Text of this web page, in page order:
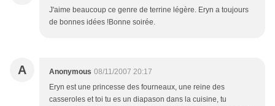
J'aime beaucoup ce genre de terrine légère. Eryn a toujours
de bonnes idées !Bonne soirée.
A Anonymous 08/11/2007 20:17
Eryn est une princesse des fourneaux, une reine des
casseroles et toi tu es un diapason dans la cuisine, tu